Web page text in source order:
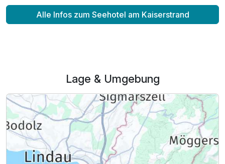
Für 6 Tage p.P. ab1.129,00 €
Alle Infos zum Seehotel am Kaiserstrand
Lage & Umgebung